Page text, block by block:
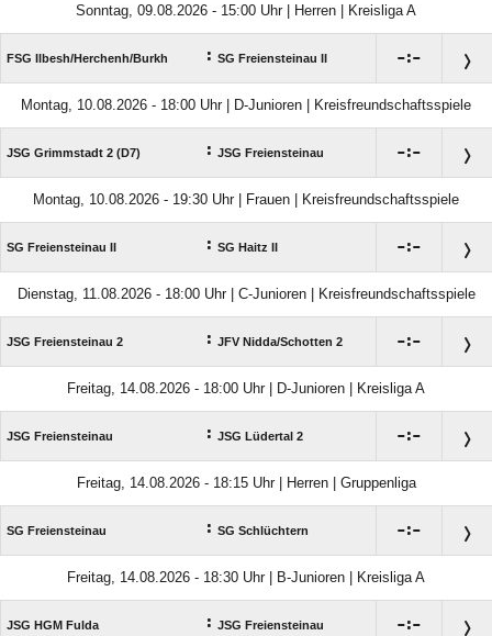
Sonntag, 09.08.2026 - 15:00 Uhr | Herren | Kreisliga A
FSG Ilbesh/​Herchenh/​Burkh : SG Freiensteinau II :
Montag, 10.08.2026 - 18:00 Uhr | D-Junioren | Kreisfreundschaftsspiele
JSG Grimmstadt 2 (D7) : JSG Freiensteinau :
Montag, 10.08.2026 - 19:30 Uhr | Frauen | Kreisfreundschaftsspiele
SG Freiensteinau II : SG Haitz II :
Dienstag, 11.08.2026 - 18:00 Uhr | C-Junioren | Kreisfreundschaftsspiele
JSG Freiensteinau 2 : JFV Nidda/​Schotten 2 :
Freitag, 14.08.2026 - 18:00 Uhr | D-Junioren | Kreisliga A
JSG Freiensteinau : JSG Lüdertal 2 :
Freitag, 14.08.2026 - 18:15 Uhr | Herren | Gruppenliga
SG Freiensteinau : SG Schlüchtern :
Freitag, 14.08.2026 - 18:30 Uhr | B-Junioren | Kreisliga A
JSG HGM Fulda : JSG Freiensteinau :